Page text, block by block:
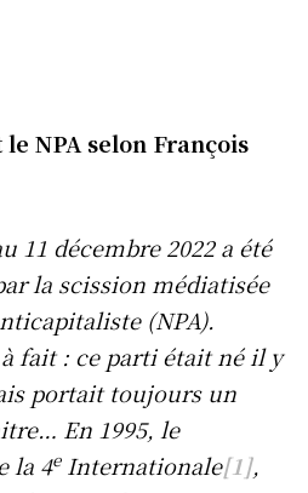
NPA selon François
11 décembre 2022 a été
la scission médiatisée
(NPA).
fait : ce parti était né il y
portait toujours un
En 1995, le
la 4eInternationale[1],